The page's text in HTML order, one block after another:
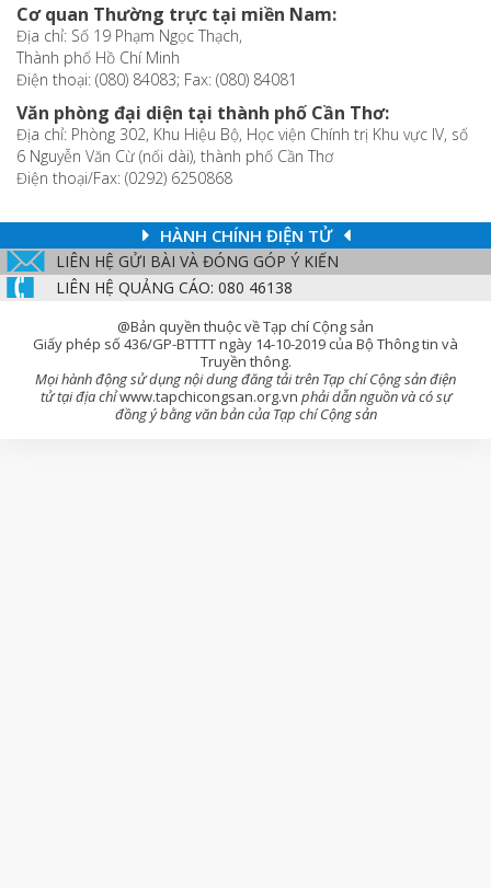
Cơ quan Thường trực tại miền Nam:
Địa chỉ: Số 19 Phạm Ngọc Thạch,
Thành phố Hồ Chí Minh
Điện thoại: (080) 84083; Fax: (080) 84081
Văn phòng đại diện tại thành phố Cần Thơ:
Địa chỉ: Phòng 302, Khu Hiệu Bộ, Học viện Chính trị Khu vực IV, số
6 Nguyễn Văn Cừ (nối dài), thành phố Cần Thơ
Điện thoại/Fax: (0292) 6250868
HÀNH CHÍNH ĐIỆN TỬ
LIÊN HỆ GỬI BÀI VÀ ĐÓNG GÓP Ý KIẾN
LIÊN HỆ QUẢNG CÁO: 080 46138
@Bản quyền thuộc về Tạp chí Cộng sản
Giấy phép số 436/GP-BTTTT ngày 14-10-2019 của Bộ Thông tin và
Truyền thông.
Mọi hành động sử dụng nội dung đăng tải trên Tạp chí Cộng sản điện
tử tại địa chỉwww.tapchicongsan.org.vn phải dẫn nguồn và có sự
đồng ý bằng văn bản của Tạp chí Cộng sản